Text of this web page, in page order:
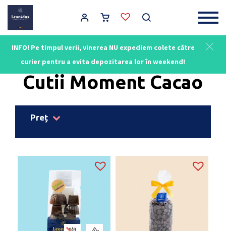
INFO! Pe timpul verii, vinerea NU expediem colete către
curier pentru a evita depozitarea lor în weekend!
Main Navigation
Cutii Moment Cacao
Preț